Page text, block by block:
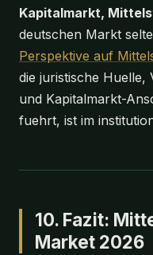
Kapitalmarkt,
deutschen Markt
Perspektive auf
die juristische Huelle,
und Kapitalmarkt-
fuehrt, ist im
10. Fazit:
Market 2026